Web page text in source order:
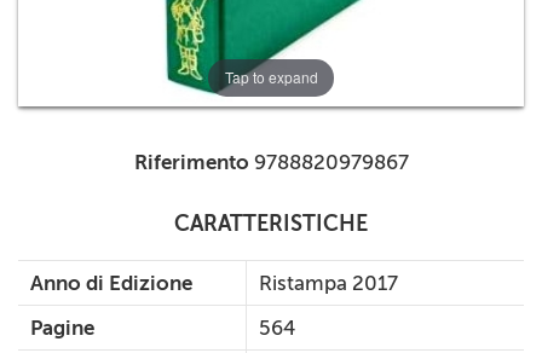
Tap to expand
Riferimento 9788820979867
CARATTERISTICHE
Anno di Edizione
Ristampa 2017
Pagine
564